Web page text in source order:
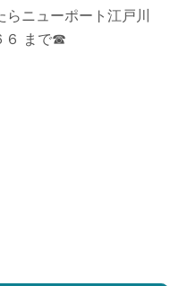
らニューポート江戸川
６ まで☎